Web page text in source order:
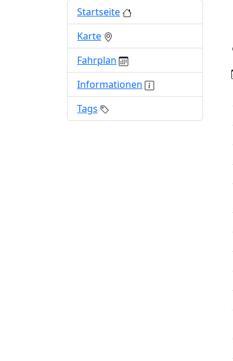
Startseite
Karte
Fahrplan
Informationen
Tags